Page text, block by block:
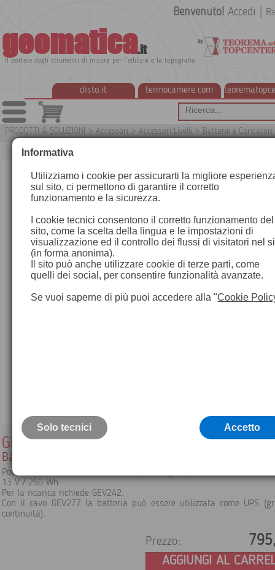
geomatica.it
Il portale degli strumenti di misura per l'edilizia e la topografia
disto.it termocamere.com
Benvenuto! Accedi
PRODOTTI & SOLUZIONI > Accessori > Accessori Livelli > Batterie e Caricatori
GEB373
Batteria esterna Leica
Potente batteria adatta alll’utilizzo per lunghi periodi,
13 V / 250 Wh.
Per la ricarica richiede GEV242.
Con il cavo GEV277 la batteria può essere utilizzata come UPS
continuità).
Prezzo:
AGGIUNGI AL
Informativa
Utilizziamo i cookie per assicurarti la migliore
sul sito, ci permettono di garantire il corretto
funzionamento e la sicurezza.
I cookie tecnici consentono il corretto funzionamento del
sito, come la scelta della lingua e le impostazioni di
visualizzazione ed il controllo dei flussi di visitatori nel
(in forma anonima).
Il sito può anche utilizzare cookie di terze parti, come
quelli dei social, per consentire funzionalità avanzate.
Se vuoi saperne di più puoi accedere alla "Cookie
Solo tecnici Accetto